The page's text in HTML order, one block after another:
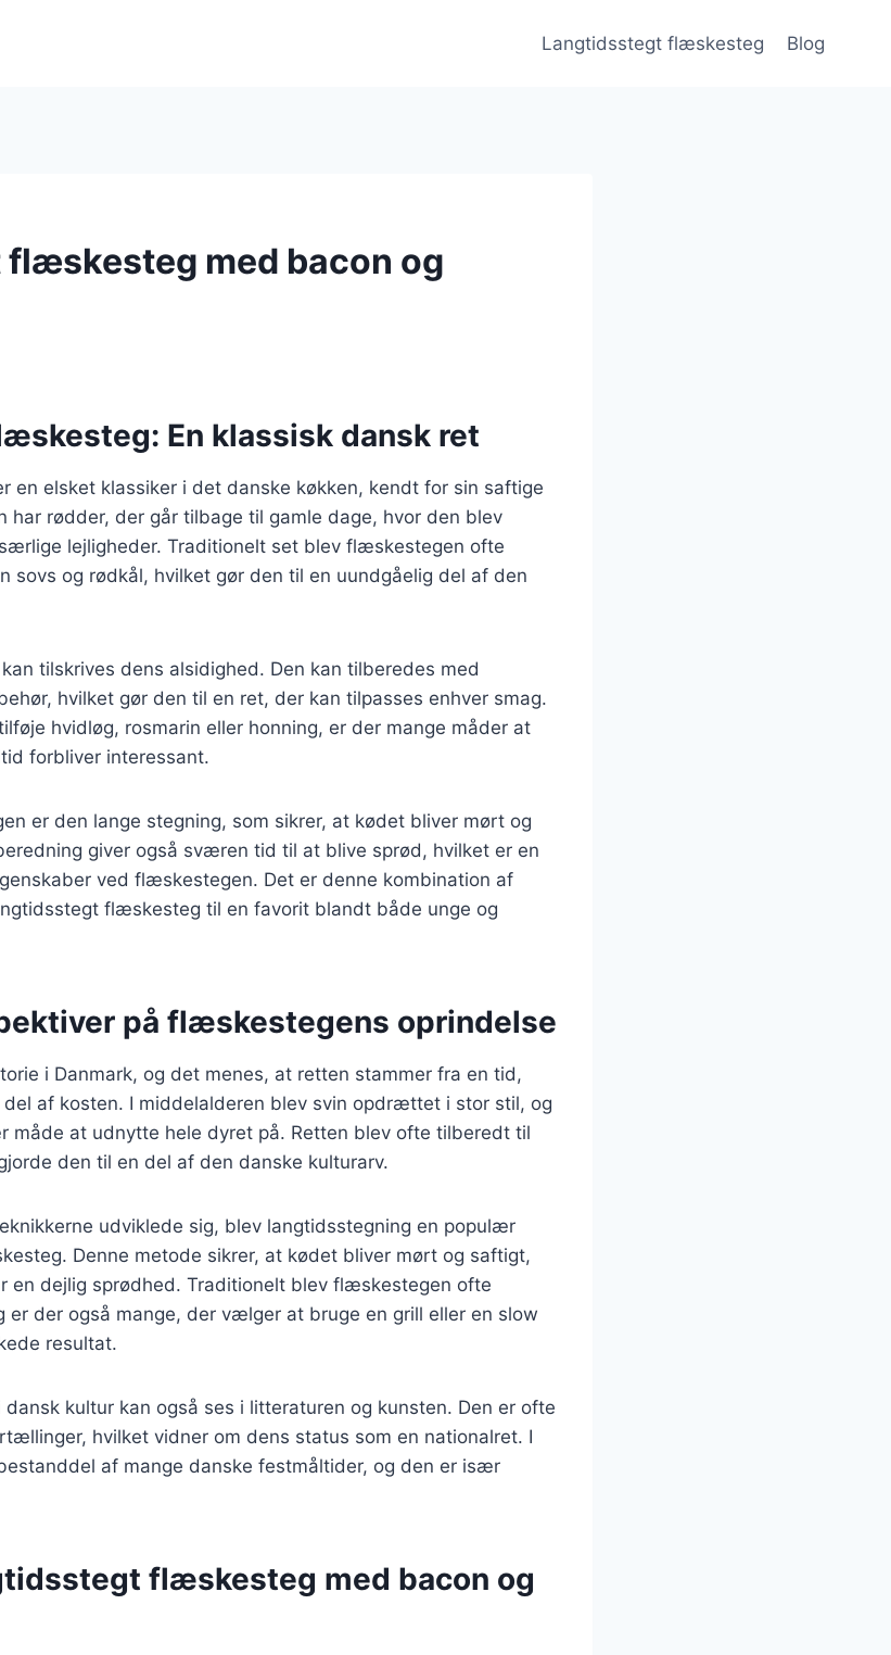
Langtidsstegt flæskesteg Blog
med bacon og
En klassisk dansk ret
en elsket klassiker i det danske køkken, kendt for sin saftige
har rødder, der går tilbage til gamle dage, hvor den blev
lejligheder. Traditionelt set blev flæskestegen ofte
sovs og rødkål, hvilket gør den til en uundgåelig del af den
tilskrives dens alsidighed. Den kan tilberedes med
hvilket gør den til en ret, der kan tilpasses enhver smag.
hvidløg, rosmarin eller honning, er der mange måder at
forbliver interessant.
er den lange stegning, som sikrer, at kødet bliver mørt og
giver også sværen tid til at blive sprød, hvilket er en
ved flæskestegen. Det er denne kombination af
flæskesteg til en favorit blandt både unge og
på flæskestegens oprindelse
i Danmark, og det menes, at retten stammer fra en tid,
af kosten. I middelalderen blev svin opdrættet i stor stil, og
at udnytte hele dyret på. Retten blev ofte tilberedt til
den til en del af den danske kulturarv.
udviklede sig, blev langtidsstegning en populær
Denne metode sikrer, at kødet bliver mørt og saftigt,
en dejlig sprødhed. Traditionelt blev flæskestegen ofte
er der også mange, der vælger at bruge en grill eller en slow
resultat.
kultur kan også ses i litteraturen og kunsten. Den er ofte
hvilket vidner om dens status som en nationalret. I
af mange danske festmåltider, og den er især
flæskesteg med bacon og